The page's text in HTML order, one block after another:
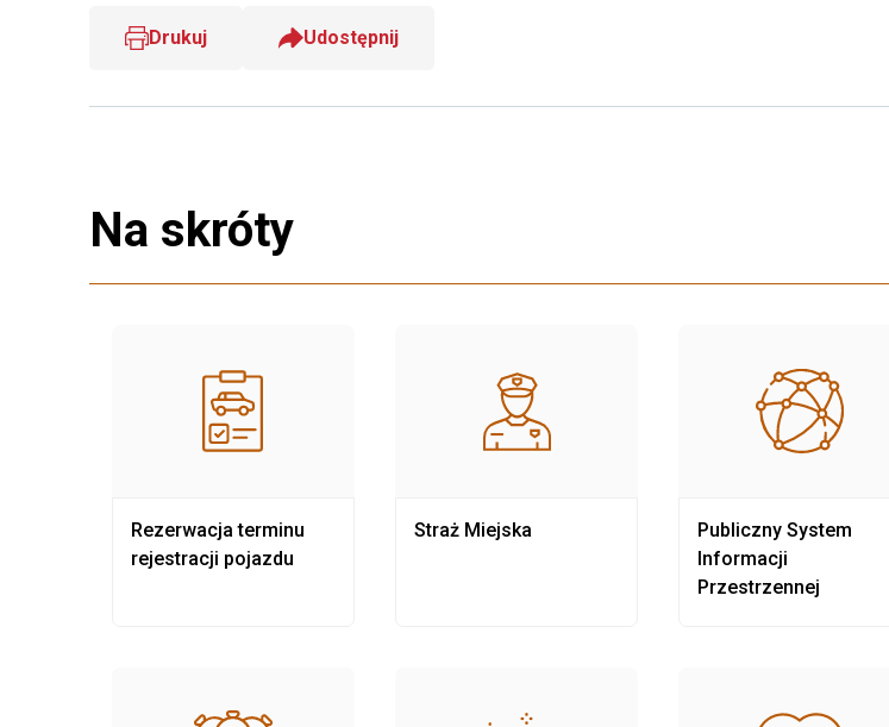
Drukuj Udostępnij
Na skróty
Rezerwacja terminu
rejestracji pojazdu
Straż Miejska
Publiczny System
Informacji
Przestrzennej